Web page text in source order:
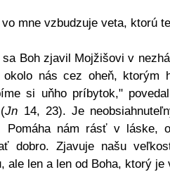
vo mne vzbudzuje veta, ktorú
sa Boh zjavil Mojžišovi v
okolo nás cez oheň, ktorým
si uňho príbytok,"
Jn 14, 23). Je
Pomáha nám rásť v láske,
dobro. Zjavuje našu
ale len a len od Boha, ktorý